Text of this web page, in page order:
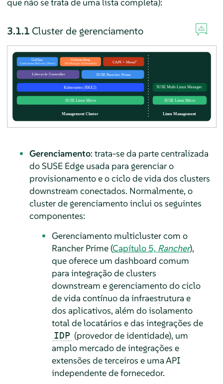
3.1.1 Cluster de gerenciamento
Gerenciamento: trata-se da parte centralizada
do SUSE Edge usada para gerenciar o
provisionamento e o ciclo de vida dos clusters
downstream conectados. Normalmente, o
cluster de gerenciamento inclui os seguintes
componentes:
Gerenciamento multicluster com o
Rancher Prime (Capítulo 5, Rancher),
que oferece um dashboard comum
para integração de clusters
downstream e gerenciamento do ciclo
de vida contínuo da infraestrutura e
dos aplicativos, além do isolamento
total de locatários e das integrações de
IDP (provedor de identidade), um
amplo mercado de integrações e
extensões de terceiros e uma API
independente de fornecedor.